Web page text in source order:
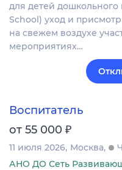
для детей дошкольного
School) уход и
на свежем воздухе
мероприятиях…
Воспитатель
от 55 000 ₽
11 июля 2026 Москва
АНО ДО Сеть